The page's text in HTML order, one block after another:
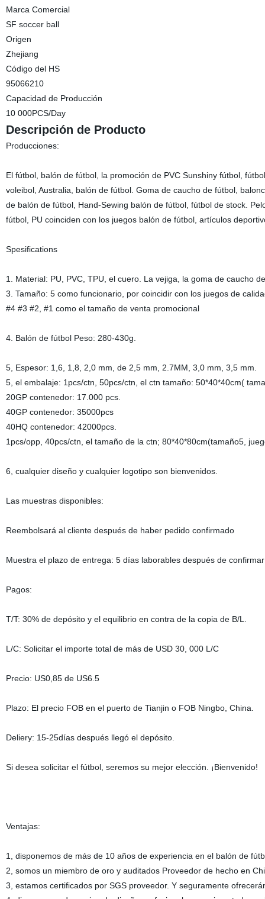
Marca Comercial
SF soccer ball
Origen
Zhejiang
Código del HS
95066210
Capacidad de Producción
10 000PCS/Day
Descripción de Producto
Producciones:
El fútbol, balón de fútbol, la promoción de PVC Sunshiny fútbol,
voleibol, Australia, balón de fútbol. Goma de caucho de fútbol,
de balón de fútbol, Hand-Sewing balón de fútbol, fútbol de stock.
fútbol, PU coinciden con los juegos balón de fútbol, artículos
Spesifications
1. Material: PU, PVC, TPU, el cuero. La vejiga, la goma de caucho
3. Tamaño: 5 como funcionario, por coincidir con los juegos de
#4 #3 #2, #1 como el tamaño de venta promocional
4. Balón de fútbol Peso: 280-430g.
5, Espesor: 1,6, 1,8, 2,0 mm, de 2,5 mm, 2.7MM, 3,0 mm, 3,5 mm.
5, el embalaje: 1pcs/ctn, 50pcs/ctn, el ctn tamaño: 50*40*40cm(
20GP contenedor: 17.000 pcs.
40GP contenedor: 35000pcs
40HQ contenedor: 42000pcs.
1pcs/opp, 40pcs/ctn, el tamaño de la ctn; 80*40*80cm(tamaño5,
6, cualquier diseño y cualquier logotipo son bienvenidos.
Las muestras disponibles:
Reembolsará al cliente después de haber pedido confirmado
Muestra el plazo de entrega: 5 días laborables después de confirmar
Pagos:
T/T: 30% de depósito y el equilibrio en contra de la copia de B/L.
L/C: Solicitar el importe total de más de USD 30, 000 L/C
Precio: US0,85 de US6.5
Plazo: El precio FOB en el puerto de Tianjin o FOB Ningbo, China.
Deliery: 15-25días después llegó el depósito.
Si desea solicitar el fútbol, seremos su mejor elección. ¡Bienvenido!
Ventajas:
1, disponemos de más de 10 años de experiencia en el balón de
2, somos un miembro de oro y auditados Proveedor de hecho en
3, estamos certificados por SGS proveedor. Y seguramente